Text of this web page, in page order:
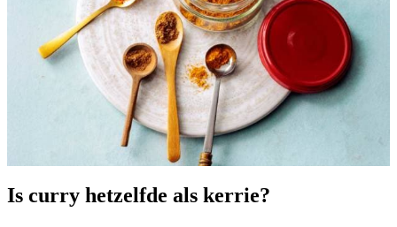
Is curry hetzelfde als kerrie?